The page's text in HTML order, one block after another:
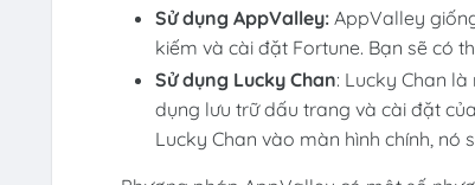
Sử dụng AppValley: AppValley
kiếm và cài đặt Fortune. Bạn sẽ có
Sử dụng Lucky Chan: Lucky Chan
dụng lưu trữ dấu trang và cài đặt
Lucky Chan vào màn hình chính, nó